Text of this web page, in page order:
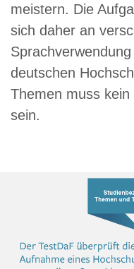
meistern. Die
sich daher an
deutschen
Themen muss
sein.